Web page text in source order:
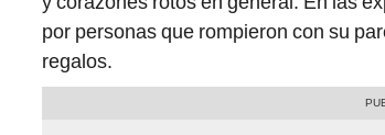
por personas que rompieron con su
regalos.